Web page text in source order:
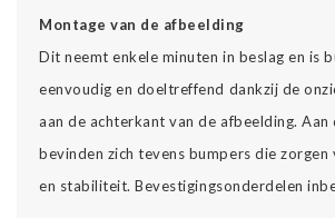
Montage van de afbeelding
Dit neemt enkele minuten in beslag en is
eenvoudig en doeltreffend dankzij de
aan de achterkant van de afbeelding. Aan
bevinden zich tevens bumpers die zorgen
en stabiliteit. Bevestigingsonderdelen